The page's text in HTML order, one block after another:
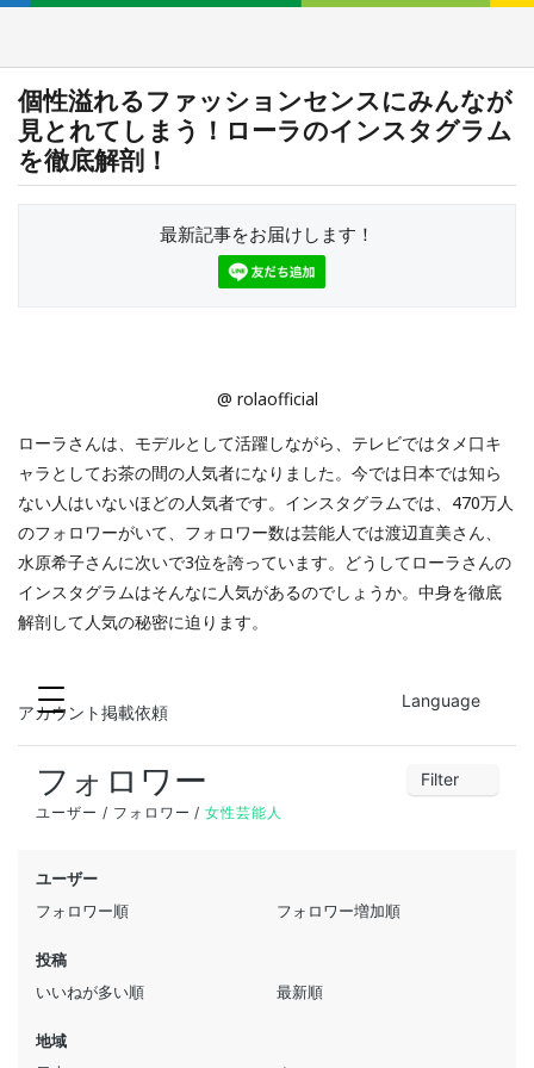
個性溢れるファッションセンスにみんなが
見とれてしまう！ローラのインスタグラム
を徹底解剖！
最新記事をお届けします！
@ rolaofficial
ローラさんは、モデルとして活躍しながら、テレビではタメ口キ
ャラとしてお茶の間の人気者になりました。今では日本では知ら
ない人はいないほどの人気者です。インスタグラムでは、470万人
のフォロワーがいて、フォロワー数は芸能人では渡辺直美さん、
水原希子さんに次いで3位を誇っています。どうしてローラさんの
インスタグラムはそんなに人気があるのでしょうか。中身を徹底
解剖して人気の秘密に迫ります。